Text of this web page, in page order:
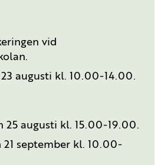
vid
augusti kl. 10.00-14.00.
25 augusti kl. 15.00-19.00.
21 september kl. 10.00-